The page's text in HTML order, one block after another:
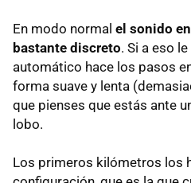
En modo normal el sonido
bastante discreto. Si a eso
automático hace los pasos
forma suave y lenta
que pienses que estás ante
lobo.
Los primeros kilómetros los